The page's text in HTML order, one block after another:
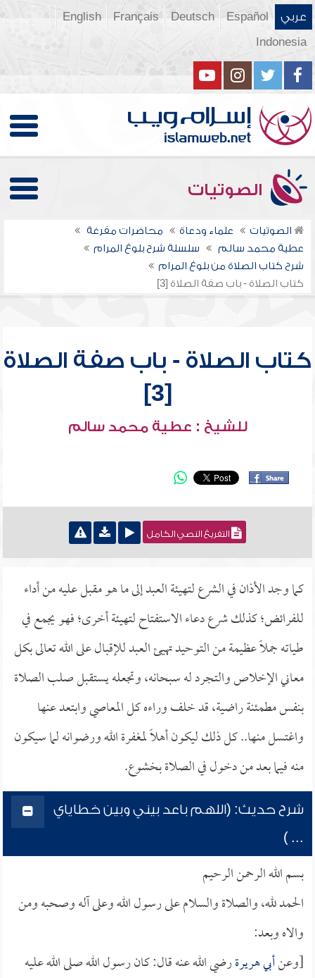
عربي Español
Deutsch
Français
English
Indonesia
الصوتيات
الصوتيات علماء ودعاة
محاضرات مفرغة
عطية محمد سالم
سلسلة شرح بلوغ المرام
شرح كتاب الصلاة من بلوغ المرام
كتاب الصلاة - باب صفة الصلاة [3]
كتاب الصلاة - باب صفة الصلاة
[3]
للشيخ : عطية محمد سالم
التفريغ النصي الكامل
كما وجد الأذان في الشرع لتهيئة العبد إلى ما هو مقبل عليه من أداء
للفرائض؛ كذلك شرع دعاء الاستفتاح لتهيئة أخرى؛ فهو يجمع في
طياته جملاً عظيمة من التوحيد تهيئ العبد للإقبال على الله تعالى بكل
معاني الإخلاص والتجرد له سبحانه، وتجعله يستقبل صلب الصلاة
بنفس مطمئنة راضية، قد خلف وراءه كل المعاصي وابتعد عنها
واغتسل منها.. كل ذلك ليكون أهلاً لمغفرة الله ورضوانه لما سيكون
منه فيما بعد من دخول في الصلاة بخشوع.
شرح حديث: (اللهم باعد بيني وبين خطاياي
... )
بسم الله الرحمن الرحيم
الحمد لله، والصلاة والسلام على رسول الله وعلى آله وصحبه ومن
والاه وبعد:
[وعنأبي هريرةرضي الله عنه قال: كان رسول الله صلى الله عليه